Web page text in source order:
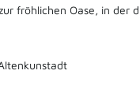
fröhlichen Oase, in